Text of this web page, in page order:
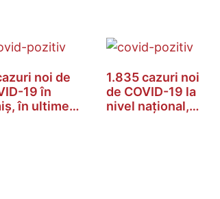
noi de
19 în
în ultimele
1.835 cazuri noi
de COVID-19 la
nivel național,…